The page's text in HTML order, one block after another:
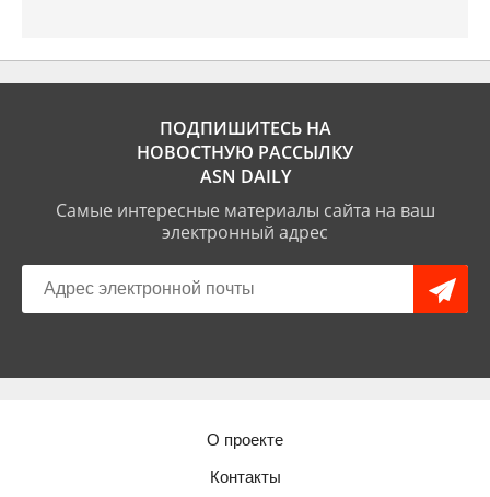
ПОДПИШИТЕСЬ НА
НОВОСТНУЮ РАССЫЛКУ
ASN DAILY
Самые интересные материалы сайта на ваш
электронный адрес
О проекте
Контакты